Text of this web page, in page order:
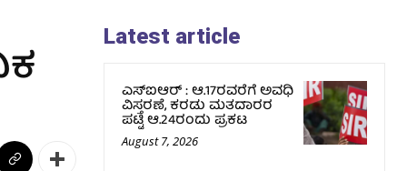
Latest article
ಎಸ್‌ಐಆರ್‌ : ಆ.17ರವರೆಗೆ ಅವಧಿ
ವಿಸ್ತರಣೆ, ಕರಡು ಮತದಾರರ
ಪಟ್ಟಿ ಆ.24ರಂದು ಪ್ರಕಟ
August 7, 2026